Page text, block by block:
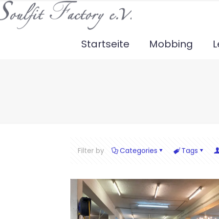
Startseite Mobbing
Filter by Categories Tags